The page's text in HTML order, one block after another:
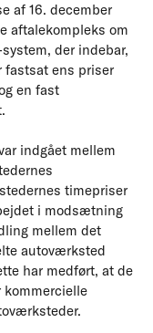
af 16. december
aftalekompleks om
der indebar,
fastsat ens priser
en fast
indgået mellem
timepriser
i modsætning
mellem det
autoværksted
har medført, at de